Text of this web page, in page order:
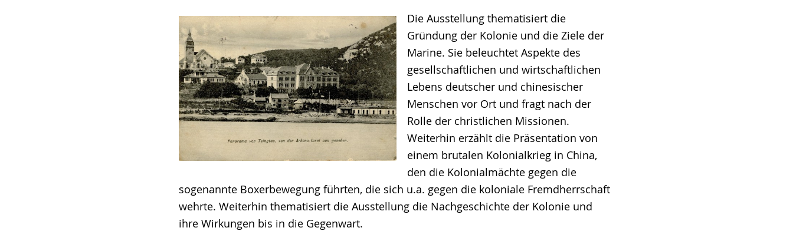
Die Ausstellung thematisiert die
Gründung der Kolonie und die Ziele der
Marine. Sie beleuchtet Aspekte des
gesellschaftlichen und wirtschaftlichen
Lebens deutscher und chinesischer
Menschen vor Ort und fragt nach der
Rolle der christlichen Missionen.
Weiterhin erzählt die Präsentation von
einem brutalen Kolonialkrieg in China,
den die Kolonialmächte gegen die
sogenannte Boxerbewegung führten, die sich u.a. gegen die koloniale Fremdherrschaft
wehrte. Weiterhin thematisiert die Ausstellung die Nachgeschichte der Kolonie und
ihre Wirkungen bis in die Gegenwart.